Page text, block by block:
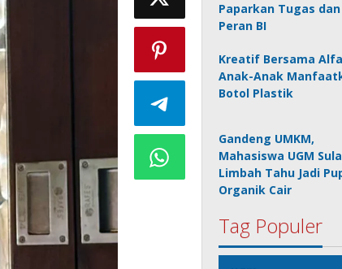
Paparkan Tugas dan
Peran BI
Kreatif Bersama
Anak-Anak
Botol Plastik
Gandeng UMKM,
Mahasiswa UGM
Limbah Tahu Jadi
Organik Cair
Tag Populer